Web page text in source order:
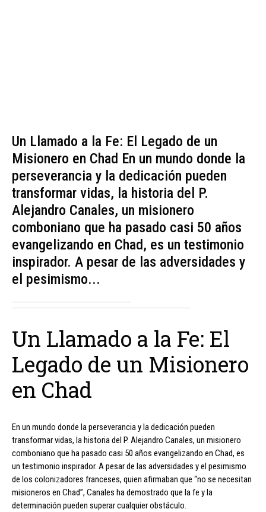
Un Llamado a la Fe: El Legado de un
Misionero en Chad En un mundo donde la
perseverancia y la dedicación pueden
transformar vidas, la historia del P.
Alejandro Canales, un misionero
comboniano que ha pasado casi 50 años
evangelizando en Chad, es un testimonio
inspirador. A pesar de las adversidades y
el pesimismo...
Un Llamado a la Fe: El
Legado de un Misionero
en Chad
En un mundo donde la perseverancia y la dedicación pueden
transformar vidas, la historia del P. Alejandro Canales, un misionero
comboniano que ha pasado casi 50 años evangelizando en Chad, es
un testimonio inspirador. A pesar de las adversidades y el pesimismo
de los colonizadores franceses, quien afirmaban que “no se necesitan
misioneros en Chad”, Canales ha demostrado que la fe y la
determinación pueden superar cualquier obstáculo.